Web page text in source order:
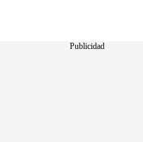
Publicidad